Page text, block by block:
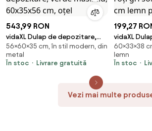
543,99 RON
vidaXL Dulap de depozitare,
verde măsliniu, 60x35x56 cm,
oțel
56×60×35 cm, în stil modern, din
metal
În stoc
Livrare gratuită
199,27
vidaXL
sonoma
prelucrat
60×33×38
lemn
În stoc
Vezi mai multe